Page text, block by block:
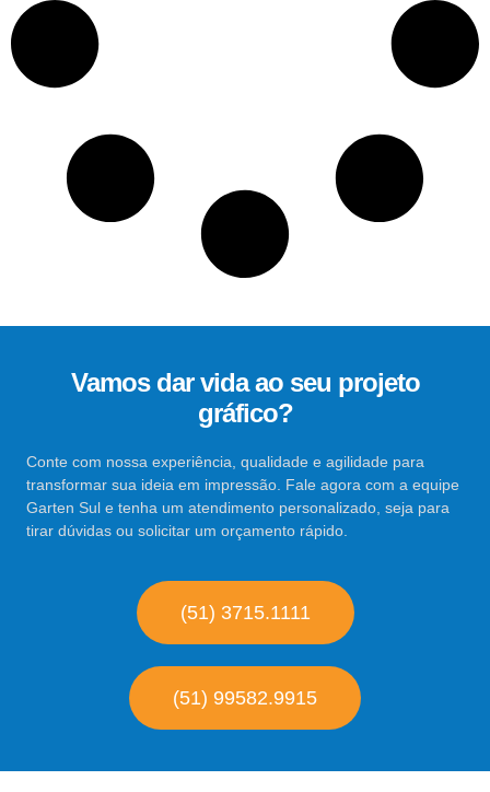
Vamos dar vida ao seu projeto
gráfico?
Conte com nossa experiência, qualidade e agilidade para
transformar sua ideia em impressão. Fale agora com a equipe
Garten Sul e tenha um atendimento personalizado, seja para
tirar dúvidas ou solicitar um orçamento rápido.
(51) 3715.1111
(51) 99582.9915